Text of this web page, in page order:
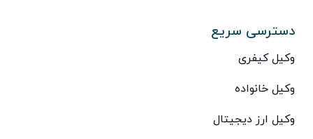
دسترسی سریع
وکیل کیفری
وکیل خانواده
وکیل ارز دیجیتال